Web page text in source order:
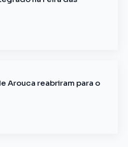
Arouca reabriram para o